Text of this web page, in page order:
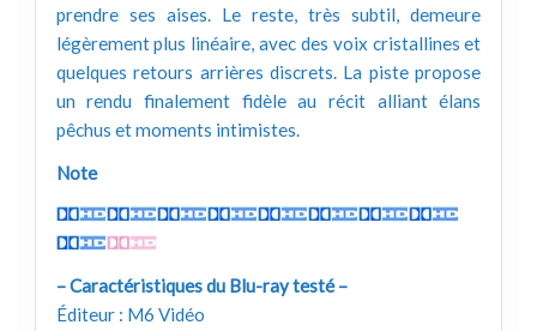
prendre ses aises. Le reste, très subtil, demeure
légèrement plus linéaire, avec des voix cristallines et
quelques retours arrières discrets. La piste propose
un rendu finalement fidèle au récit alliant élans
pêchus et moments intimistes.
Note
– Caractéristiques du Blu-ray testé –
Éditeur : M6 Vidéo